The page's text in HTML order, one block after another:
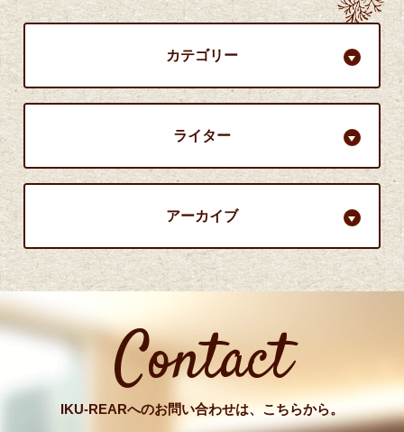
カテゴリー
ライター
アーカイブ
Contact
IKU-REARへのお問い合わせは、こちらから。